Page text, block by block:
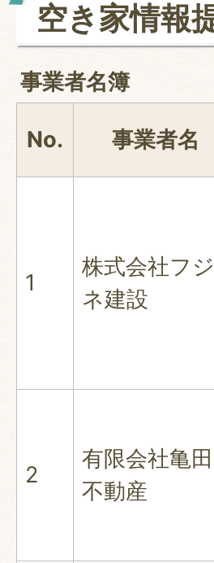
空き家情報
事業者名簿
No. 事業者名
1
株式会社フジ
ネ建設
2
有限会社亀田
不動産